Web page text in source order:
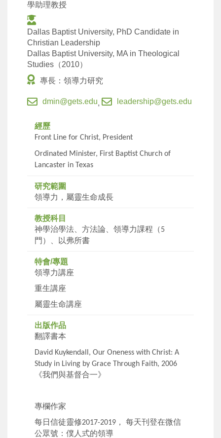
學助理教授
Dallas Baptist University, PhD Candidate in
Christian Leadership
Dallas Baptist University, MA in Theological
Studies（2010）
專長：領導力研究
dmin@gets.edu, leadership@gets.edu
經歷
Front Line for Christ, President
Ordinated Minister, First Baptist Church of
Lancaster in Texas
研究範圍
領導力，屬靈生命成長
教授科目
神學治學法、方法論、領導力課程（5
門）、以弗所書
特會/專題
領導力講座
重生講座
屬靈生命講座
出版作品
翻譯書本
David Kuykendall, Our Oneness with Christ: A
Study in Living by Grace Through Faith, 2006
《我們與基督合一》
專欄作家
每日信徒靈修2017-2019 ，
每天刊登在微信
公眾號：僕人式的領導